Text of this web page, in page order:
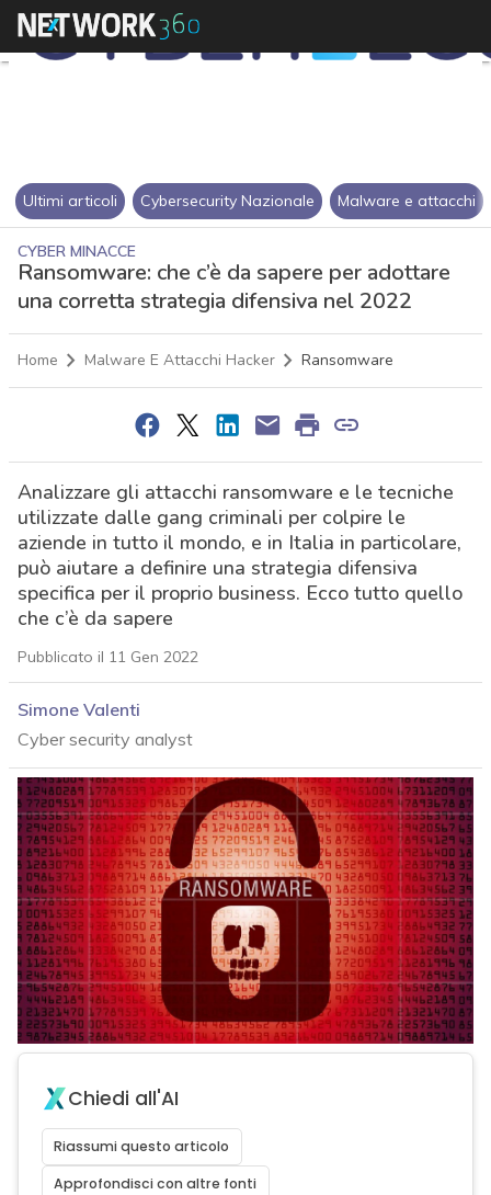
Ultimi articoli Cybersecurity Nazionale Malware e attacchi
CYBER MINACCE
Ransomware: che c’è da sapere per adottare
una corretta strategia difensiva nel 2022
Home Malware E Attacchi Hacker Ransomware
Analizzare gli attacchi ransomware e le tecniche
utilizzate dalle gang criminali per colpire le
aziende in tutto il mondo, e in Italia in particolare,
può aiutare a definire una strategia difensiva
specifica per il proprio business. Ecco tutto quello
che c’è da sapere
Pubblicato il 11 Gen 2022
Simone Valenti
Cyber security analyst
Chiedi all'AI
Riassumi questo articolo
Approfondisci con altre fonti